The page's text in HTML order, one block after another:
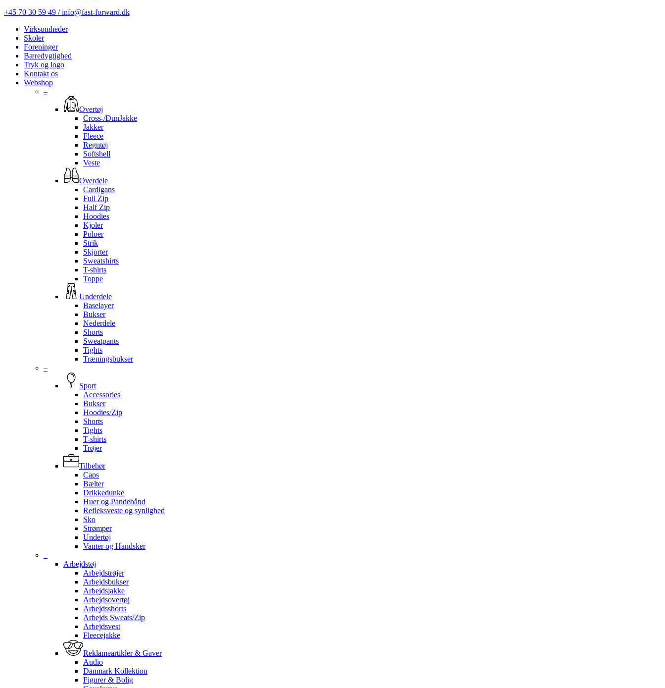
+45 70 30 59 49 / info@fast-forward.dk
Virksomheder
Skoler
Foreninger
Bæredygtighed
Tryk og logo
Kontakt os
Webshop
–
Overtøj
Cross-/DunJakke
Jakker
Fleece
Regntøj
Softshell
Veste
Overdele
Cardigans
Full Zip
Half Zip
Hoodies
Kjoler
Poloer
Strik
Skjorter
Sweatshirts
T-shirts
Toppe
Underdele
Baselayer
Bukser
Nederdele
Shorts
Sweatpants
Tights
Træningsbukser
–
Sport
Accessories
Bukser
Hoodies/Zip
Shorts
Tights
T-shirts
Trøjer
Tilbehør
Caps
Bælter
Drikkedunke
Huer og Pandebånd
Refleksveste og synlighed
Sko
Strømper
Undertøj
Vanter og Handsker
–
Arbejdstøj
Arbejdstrøjer
Arbejdsbukser
Arbejdsjakke
Arbejdsovertøj
Arbejdsshorts
Arbejds Sweats/Zip
Arbejdsvest
Fleecejakke
Reklameartikler & Gaver
Audio
Danmark Kollektion
Figurer & Bolig